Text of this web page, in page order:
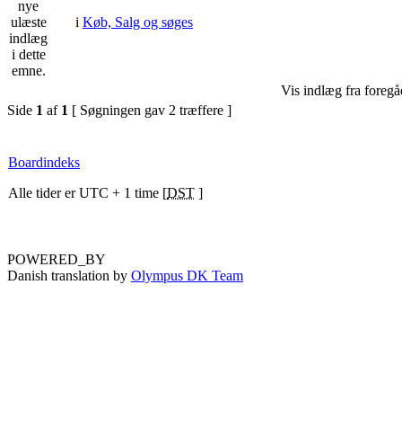
i Køb, Salg og søges
Vis indlæg fra
Side 1 af 1 [ Søgningen gav 2 træffere ]
Boardindeks
Alle tider er UTC + 1 time [DST ]
POWERED_BY
Danish translation by Olympus DK Team